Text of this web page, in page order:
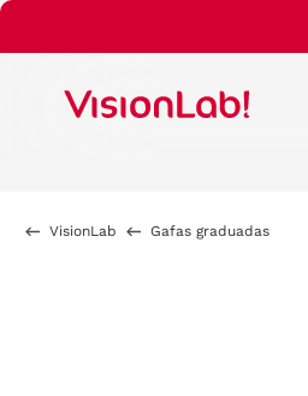
VisionLab Gafas graduadas